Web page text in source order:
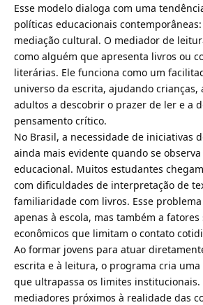
Esse modelo dialoga com uma
políticas educacionais
mediação cultural. O mediador de
como alguém que apresenta livros ou
literárias. Ele funciona como um
universo da escrita, ajudando crianças,
adultos a descobrir o prazer de ler e a
pensamento crítico.
No Brasil, a necessidade de iniciativas
ainda mais evidente quando se
educacional. Muitos estudantes
com dificuldades de interpretação de
familiaridade com livros. Esse
apenas à escola, mas também a
econômicos que limitam o contato
Ao formar jovens para atuar
escrita e à leitura, o programa cria
que ultrapassa os limites institucionais.
mediadores próximos à realidade das